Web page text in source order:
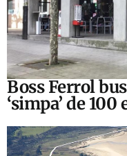
Boss Ferrol
‘simpa’ de 100